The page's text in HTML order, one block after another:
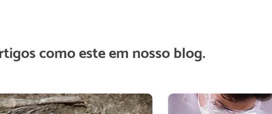
como este em nosso blog.